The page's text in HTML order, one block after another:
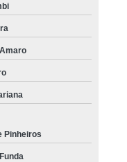
Pinheiros